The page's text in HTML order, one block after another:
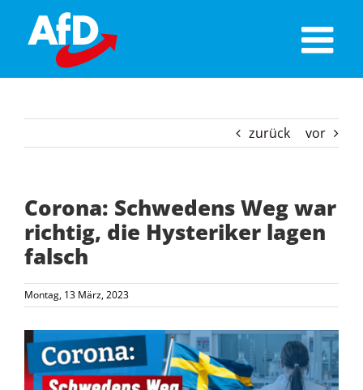
content
zurück vor
Corona: Schwedens Weg war
richtig, die Hysteriker lagen
falsch
Montag, 13 März, 2023
Zeige
grösseres
Bild